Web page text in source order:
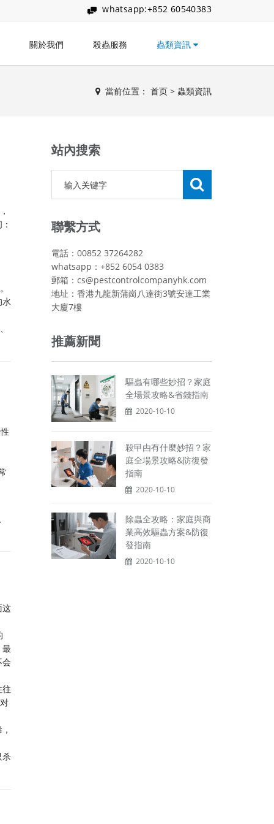
whatsapp:+852 60540383
關於我們 殺蟲服務 蟲類資訊
當前位置： 首页 > 蟲類資訊
水
这
最
会
杀
站內搜索
聯繫方式
電話：00852 37264282
whatsapp：+852 6054 0383
郵箱：cs@pestcontrolcompanyhk.com
地址：香港九龍新蒲崗八達街3號安達工業
大廈7樓
推薦新聞
驅蟲有哪些妙招？家庭
全場景攻略&省錢指南
2020-10-10
殺曱甴有什麼妙招？家
庭全場景攻略&防復發
指南
2020-10-10
除蟲全攻略：家庭與商
業高效驅蟲方案&防復
發指南
2020-10-10